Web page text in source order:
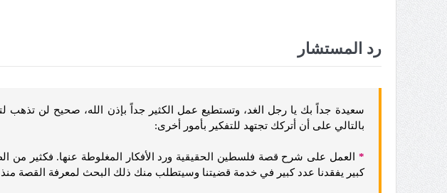
رد المستشار
سعيدة جداً بك يا رجل الغد، وتستطيع عمل الكثير جداً بإذن الله، صحيح لن تذهب
بالتالي على أن أتركك تجتهد للتفكير بأمور أخرى:
*
العمل على شرح قصة فلسطين الحقيقية ورد الأفكار المغلوطة عنها. فكثير من
كبير يفقدنا عدد كبير في خدمة قضيتنا وسيتطلب منك ذلك البحث لمعرفة القصة منذ